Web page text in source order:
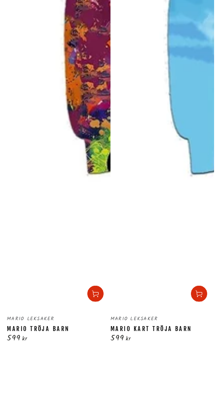
Säljare:
MARIO LEKSAKER
MARIO TRÖJA BARN
Ordinarie
599 kr
Säljare:
MARIO LEKSAKER
MARIO KART TRÖJA BARN
Ordinarie
599 kr